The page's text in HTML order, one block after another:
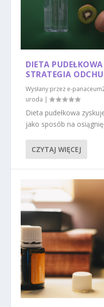
DIETA
STRATEGIA
Wysłany przez e-
uroda |
Dieta pudełkowa
jako sposób na
CZYTAJ WIĘCEJ